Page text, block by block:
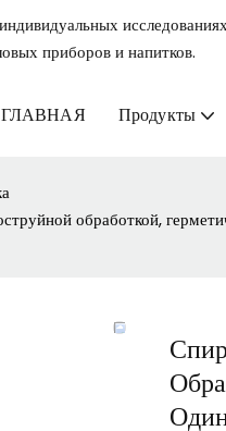
приборов и напитков.
ГЛАВНАЯ Продукты
обработкой,